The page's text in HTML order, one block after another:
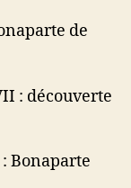
de
: découverte
Bonaparte